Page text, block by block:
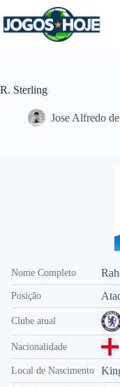
para
o
R. Sterling
Jose Alfredo
Nome Completo
Posição
Clube atual
Nacionalidade
Local de Nascimento